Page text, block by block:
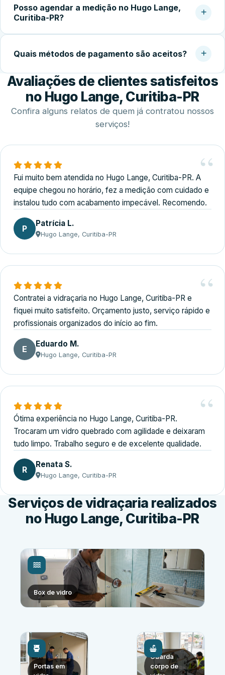
acabamento.
temperado (geralmente 5 a 10 dias úteis), a instalação no
local costuma ser concluída em 2 a 4 horas.
Posso agendar a medição no Hugo Lange,
Curitiba-PR?
disponibilidade do cliente, incluindo finais de semana,
serviço.
Quais métodos de pagamento são aceitos?
Disponibilizamos diversas formas de pagamento,
incluindo Pix, dinheiro, cartões de crédito e débito e
transferência bancária.
Avaliações de clientes satisfeitos
no Hugo Lange, Curitiba-PR
Confira alguns relatos de quem já contratou nossos
serviços!
Fui muito bem atendida no Hugo Lange, Curitiba-PR. A
equipe chegou no horário, fez a medição com cuidado e
instalou tudo com acabamento impecável. Recomendo.
P Patrícia L.
Hugo Lange, Curitiba-PR
Contratei a vidraçaria no Hugo Lange, Curitiba-PR e
fiquei muito satisfeito. Orçamento justo, serviço rápido e
profissionais organizados do início ao fim.
E Eduardo M.
Hugo Lange, Curitiba-PR
Ótima experiência no Hugo Lange, Curitiba-PR.
Trocaram um vidro quebrado com agilidade e deixaram
tudo limpo. Trabalho seguro e de excelente qualidade.
R Renata S.
Hugo Lange, Curitiba-PR
Serviços de vidraçaria realizados
no Hugo Lange, Curitiba-PR
Box de vidro
Portas em
Guarda
corpo de